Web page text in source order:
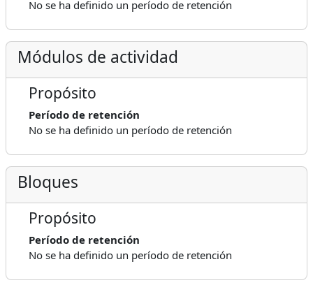
No se ha definido un período de retención
Módulos de actividad
Propósito
Período de retención
No se ha definido un período de retención
Bloques
Propósito
Período de retención
No se ha definido un período de retención